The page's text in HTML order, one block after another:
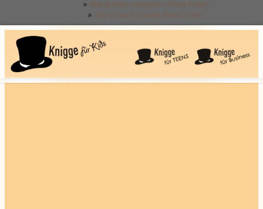
Skip to main navigation (Press Enter).
Skip to main content (Press Enter).